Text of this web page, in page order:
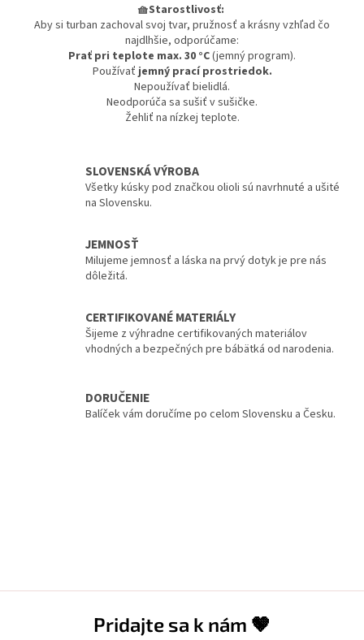
🧺Starostlivosť:
Aby si turban zachoval svoj tvar, pružnosť a krásny vzhľad čo
najdlhšie, odporúčame:
Prať pri teplote max. 30 °C(jemný program).
Používať jemný prací prostriedok.
Nepoužívať bielidlá.
Neodporúča sa sušiť v sušičke.
Žehliť na nízkej teplote.
SLOVENSKÁ VÝROBA
Všetky kúsky pod značkou olioli sú navrhnuté a ušité
na Slovensku.
JEMNOSŤ
Milujeme jemnosť a láska na prvý dotyk je pre nás
dôležitá.
CERTIFIKOVANÉ MATERIÁLY
Šijeme z výhradne certifikovaných materiálov
vhodných a bezpečných pre bábätká od narodenia.
DORUČENIE
Balíček vám doručíme po celom Slovensku a Česku.
Pridajte sa k nám 🤎